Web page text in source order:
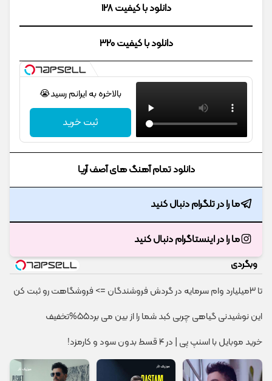
دانلود با کیفیت 128
دانلود با کیفیت 320
بالاخره به ایرانم رسید😭
ثبت خرید
دانلود تمام آهنگ های آصف آریا
ما را در تلگرام دنبال کنید
ما را در اینستاگرام دنبال کنید
وبگردی
تا 3میلیارد وام سرمایه در گردش فروشندگان => فروشگاهت رو ثبت کن
این نوشیدنی گیاهی چربی کبد شما را از بین می برد55%تخفیف
خرید موبایل با اسنپ پی | در ۴ قسط بدون سود و کارمزد!